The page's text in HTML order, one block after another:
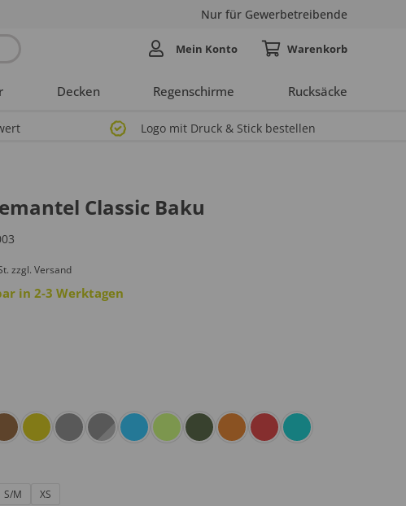
Nur für Gewerbetreibende
Decken Regenschirme Rucksäcke
Mein Konto
Logo mit Druck & Stick bestellen
Classic Baku
zzgl. Versand
in 2-3 Werktagen
S/M XS